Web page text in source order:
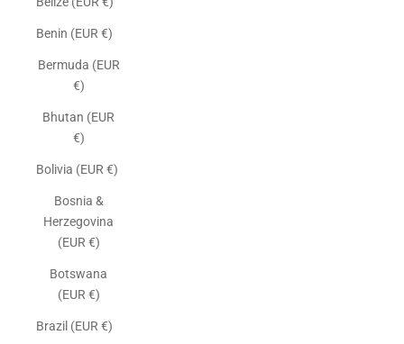
Benin (EUR €)
Bermuda (EUR
€)
Bhutan (EUR
€)
Bolivia (EUR €)
Bosnia &
Herzegovina
(EUR €)
Botswana
(EUR €)
Brazil (EUR €)